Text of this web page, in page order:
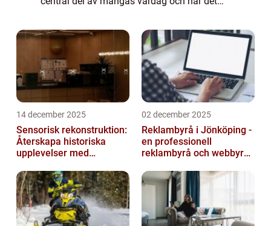
frustrerande och irriterande. Ett vanligt
problem som Samsung-an...
14 december 2025
Sensorisk rekonstruktion:
Återskapa historiska
upplevelser med
02 december 2025
Reklambyrå i Jönköping -
en professionell
reklambyrå och webbyrå
kommunikati...